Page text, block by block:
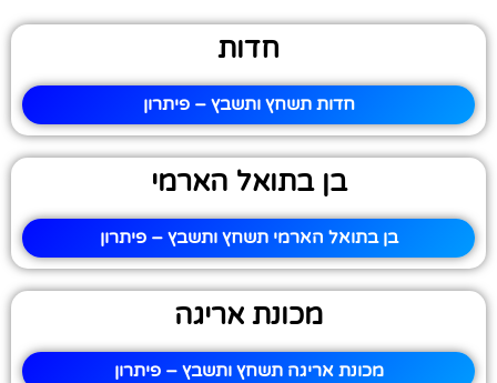
חדות
חדות תשחץ ותשבץ – פיתרון
בן בתואל הארמי
בן בתואל הארמי תשחץ ותשבץ – פיתרון
מכונת אריגה
מכונת אריגה תשחץ ותשבץ – פיתרון